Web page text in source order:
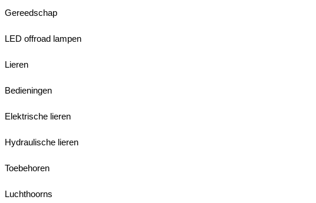
Gereedschap
LED offroad lampen
Lieren
Bedieningen
Elektrische lieren
Hydraulische lieren
Toebehoren
Luchthoorns